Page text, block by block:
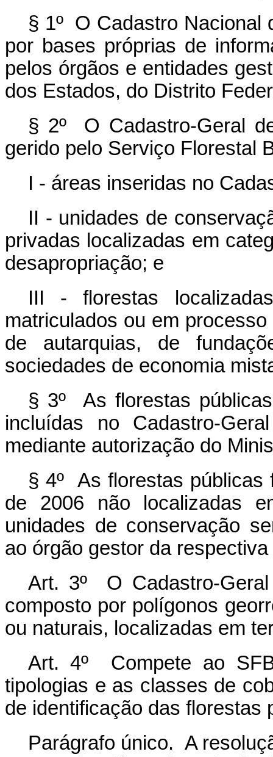
§ 1º O Cadastro Nacional
por bases próprias de
pelos órgãos e entidades
dos Estados, do Distrito
§ 2º O Cadastro-Geral
gerido pelo Serviço Florestal
I - áreas inseridas no
II - unidades de
privadas localizadas em
desapropriação; e
III - florestas
matriculados ou em
de autarquias, de
sociedades de economia
§ 3º As florestas
incluídas no Cadastro-
mediante autorização do
§ 4º As florestas públicas
de 2006 não localizadas
unidades de conservação
ao órgão gestor da
Art. 3º O Cadastro-
composto por polígonos
ou naturais, localizadas em
Art. 4º Compete ao
tipologias e as classes de
de identificação das florestas
Parágrafo único. A